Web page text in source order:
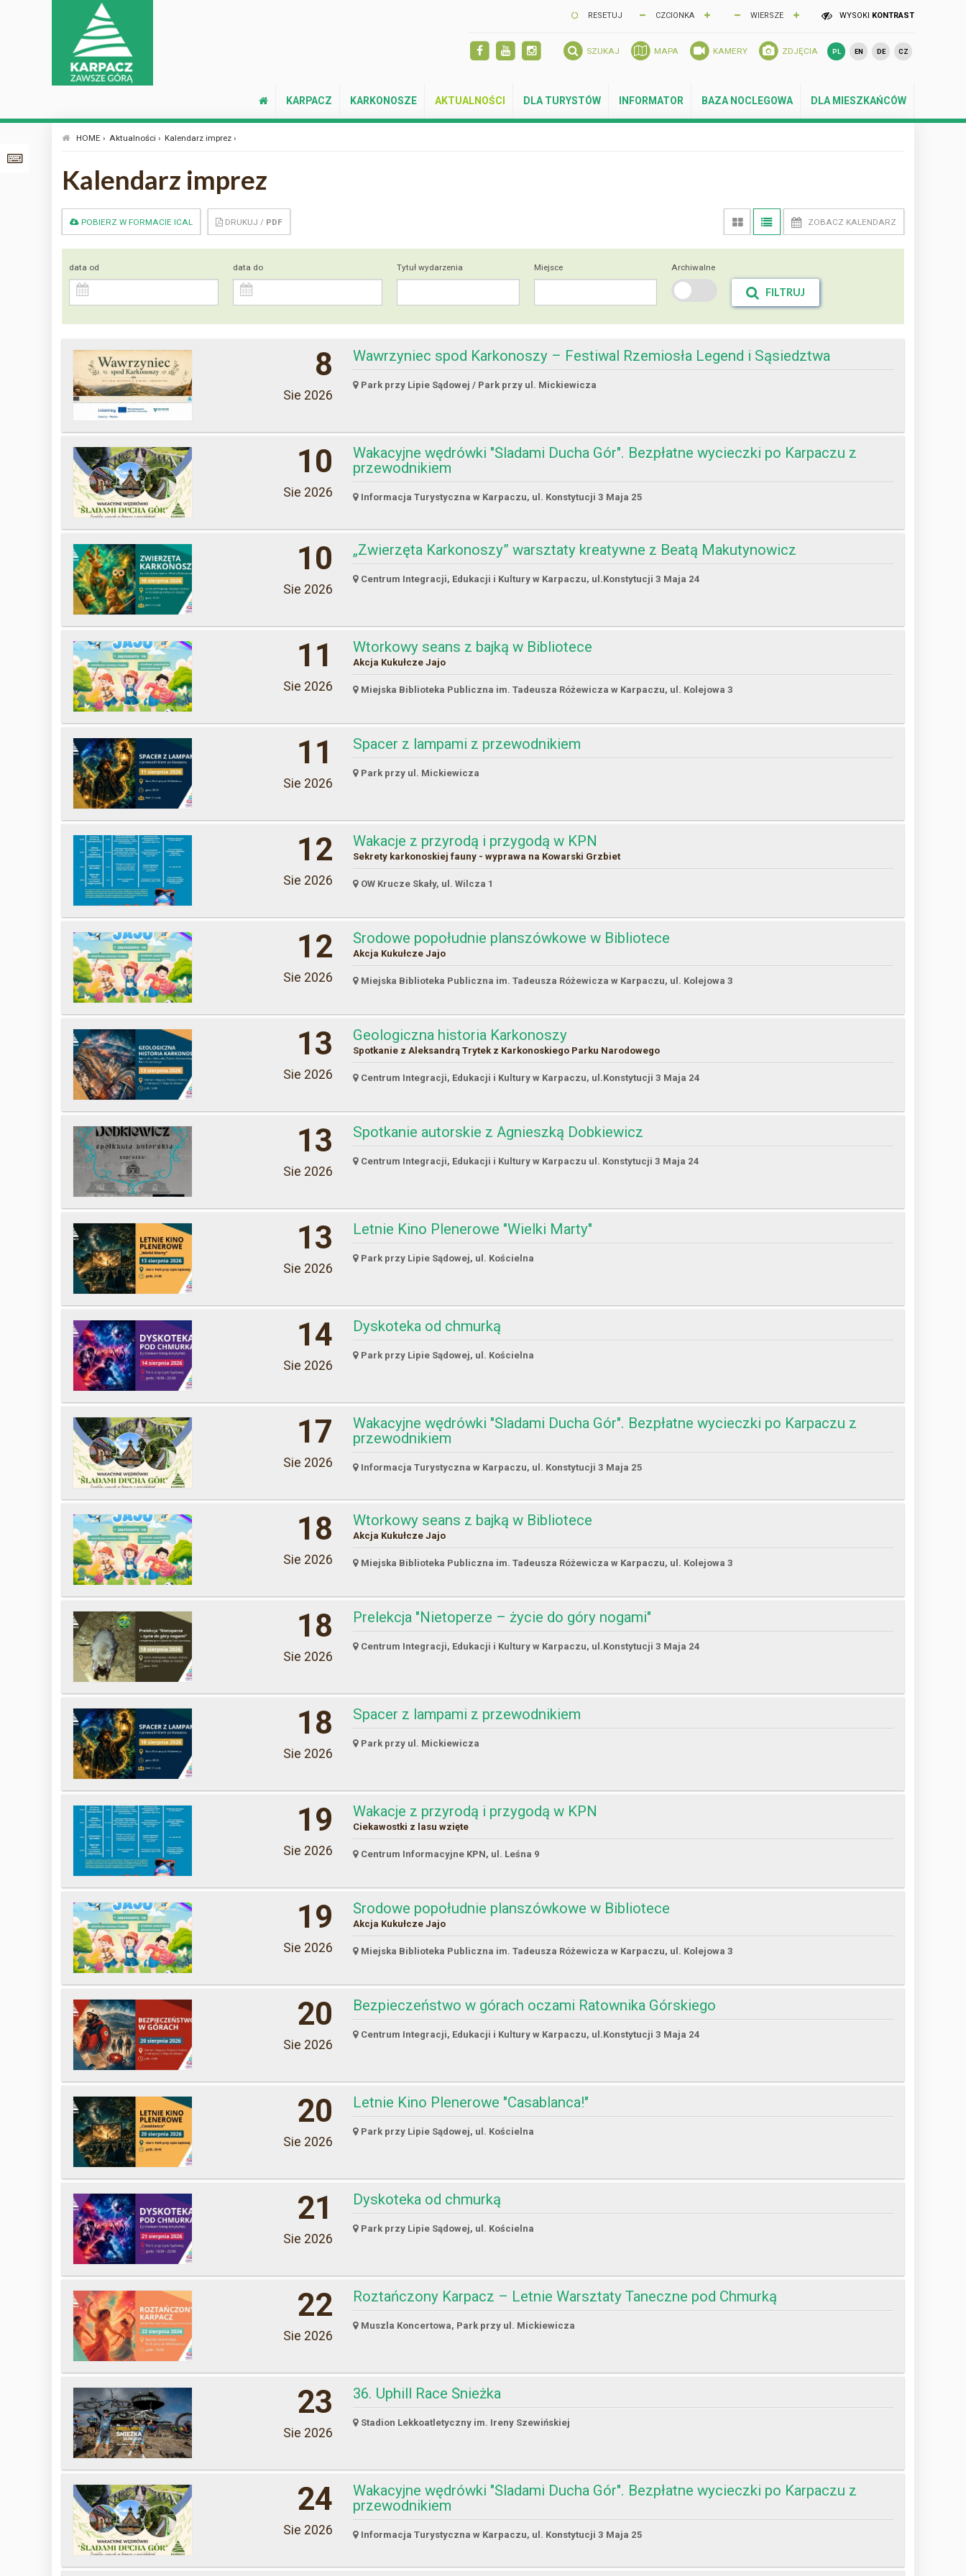
RESETUJ CZCIONKA WIERSZE WYSOKI KONTRAST
SZUKAJ MAPA KAMERY ZDJĘCIA PL EN DE CZ
KARPACZ KARKONOSZE AKTUALNOŚCI DLA TURYSTÓW INFORMATOR BAZA NOCLEGOWA DLA MIESZKAŃCÓW
HOME › Aktualności › Kalendarz imprez ›
Kalendarz imprez
POBIERZ W FORMACIE ICAL DRUKUJ / PDF ZOBACZ KALENDARZ
data od data do Tytuł wydarzenia Miejsce Archiwalne
FILTRUJ
8
Sie 2026
Wawrzyniec spod Karkonoszy – Festiwal Rzemiosła Legend i Sąsiedztwa
Park przy Lipie Sądowej / Park przy ul. Mickiewicza
10
Sie 2026
Wakacyjne wędrówki "Śladami Ducha Gór". Bezpłatne wycieczki po Karpaczu z
przewodnikiem
Informacja Turystyczna w Karpaczu, ul. Konstytucji 3 Maja 25
10
Sie 2026
„Zwierzęta Karkonoszy” warsztaty kreatywne z Beatą Makutynowicz
Centrum Integracji, Edukacji i Kultury w Karpaczu, ul.Konstytucji 3 Maja 24
11
Sie 2026
Wtorkowy seans z bajką w Bibliotece
Akcja Kukułcze Jajo
Miejska Biblioteka Publiczna im. Tadeusza Różewicza w Karpaczu, ul. Kolejowa 3
11
Sie 2026
Spacer z lampami z przewodnikiem
Park przy ul. Mickiewicza
12
Sie 2026
Wakacje z przyrodą i przygodą w KPN
Sekrety karkonoskiej fauny - wyprawa na Kowarski Grzbiet
OW Krucze Skały, ul. Wilcza 1
12
Sie 2026
Środowe popołudnie planszówkowe w Bibliotece
Akcja Kukułcze Jajo
Miejska Biblioteka Publiczna im. Tadeusza Różewicza w Karpaczu, ul. Kolejowa 3
13
Sie 2026
Geologiczna historia Karkonoszy
Spotkanie z Aleksandrą Trytek z Karkonoskiego Parku Narodowego
Centrum Integracji, Edukacji i Kultury w Karpaczu, ul.Konstytucji 3 Maja 24
13
Sie 2026
Spotkanie autorskie z Agnieszką Dobkiewicz
Centrum Integracji, Edukacji i Kultury w Karpaczu ul. Konstytucji 3 Maja 24
13
Sie 2026
Letnie Kino Plenerowe "Wielki Marty"
Park przy Lipie Sądowej, ul. Kościelna
14
Sie 2026
Dyskoteka od chmurką
Park przy Lipie Sądowej, ul. Kościelna
17
Sie 2026
Wakacyjne wędrówki "Śladami Ducha Gór". Bezpłatne wycieczki po Karpaczu z
przewodnikiem
Informacja Turystyczna w Karpaczu, ul. Konstytucji 3 Maja 25
18
Sie 2026
Wtorkowy seans z bajką w Bibliotece
Akcja Kukułcze Jajo
Miejska Biblioteka Publiczna im. Tadeusza Różewicza w Karpaczu, ul. Kolejowa 3
18
Sie 2026
Prelekcja "Nietoperze – życie do góry nogami"
Centrum Integracji, Edukacji i Kultury w Karpaczu, ul.Konstytucji 3 Maja 24
18
Sie 2026
Spacer z lampami z przewodnikiem
Park przy ul. Mickiewicza
19
Sie 2026
Wakacje z przyrodą i przygodą w KPN
Ciekawostki z lasu wzięte
Centrum Informacyjne KPN, ul. Leśna 9
19
Sie 2026
Środowe popołudnie planszówkowe w Bibliotece
Akcja Kukułcze Jajo
Miejska Biblioteka Publiczna im. Tadeusza Różewicza w Karpaczu, ul. Kolejowa 3
20
Sie 2026
Bezpieczeństwo w górach oczami Ratownika Górskiego
Centrum Integracji, Edukacji i Kultury w Karpaczu, ul.Konstytucji 3 Maja 24
20
Sie 2026
Letnie Kino Plenerowe "Casablanca!"
Park przy Lipie Sądowej, ul. Kościelna
21
Sie 2026
Dyskoteka od chmurką
Park przy Lipie Sądowej, ul. Kościelna
22
Sie 2026
Roztańczony Karpacz – Letnie Warsztaty Taneczne pod Chmurką
Muszla Koncertowa, Park przy ul. Mickiewicza
23
Sie 2026
36. Uphill Race Śnieżka
Stadion Lekkoatletyczny im. Ireny Szewińskiej
24
Sie 2026
Wakacyjne wędrówki "Śladami Ducha Gór". Bezpłatne wycieczki po Karpaczu z
przewodnikiem
Informacja Turystyczna w Karpaczu, ul. Konstytucji 3 Maja 25